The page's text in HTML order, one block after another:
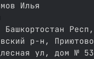
Илья
Башкортостан Респ,
р-н, Приютово
ул, дом № 53